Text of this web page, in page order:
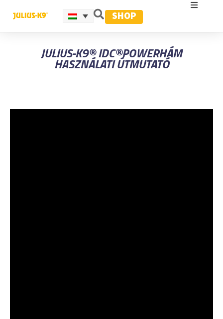
SHOP
JULIUS-K9® IDC®POWERHÁM
HASZNÁLATI ÚTMUTATÓ